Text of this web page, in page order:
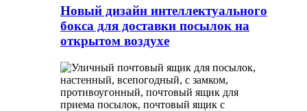
Новый дизайн интеллектуального
бокса для доставки посылок на
открытом воздухе